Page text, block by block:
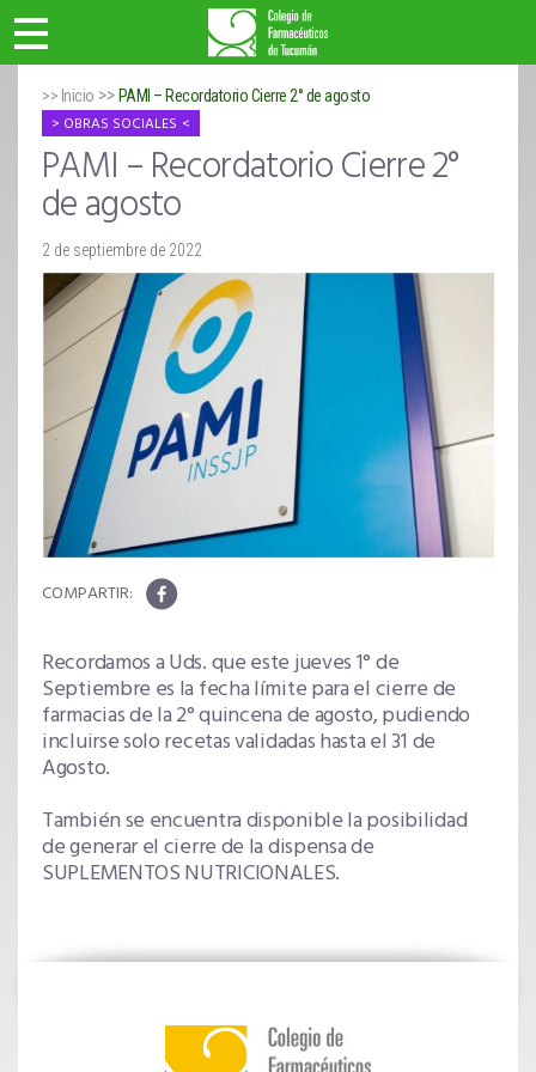
>> Inicio >> PAMI – Recordatorio Cierre 2° de agosto
OBRAS SOCIALES
PAMI – Recordatorio Cierre 2°
de agosto
2 de septiembre de 2022
Recordamos a Uds. que este jueves 1° de
Septiembre es la fecha límite para el cierre de
farmacias de la 2° quincena de agosto, pudiendo
incluirse solo recetas validadas hasta el 31 de
Agosto.
También se encuentra disponible la posibilidad
de generar el cierre de la dispensa de
SUPLEMENTOS NUTRICIONALES.